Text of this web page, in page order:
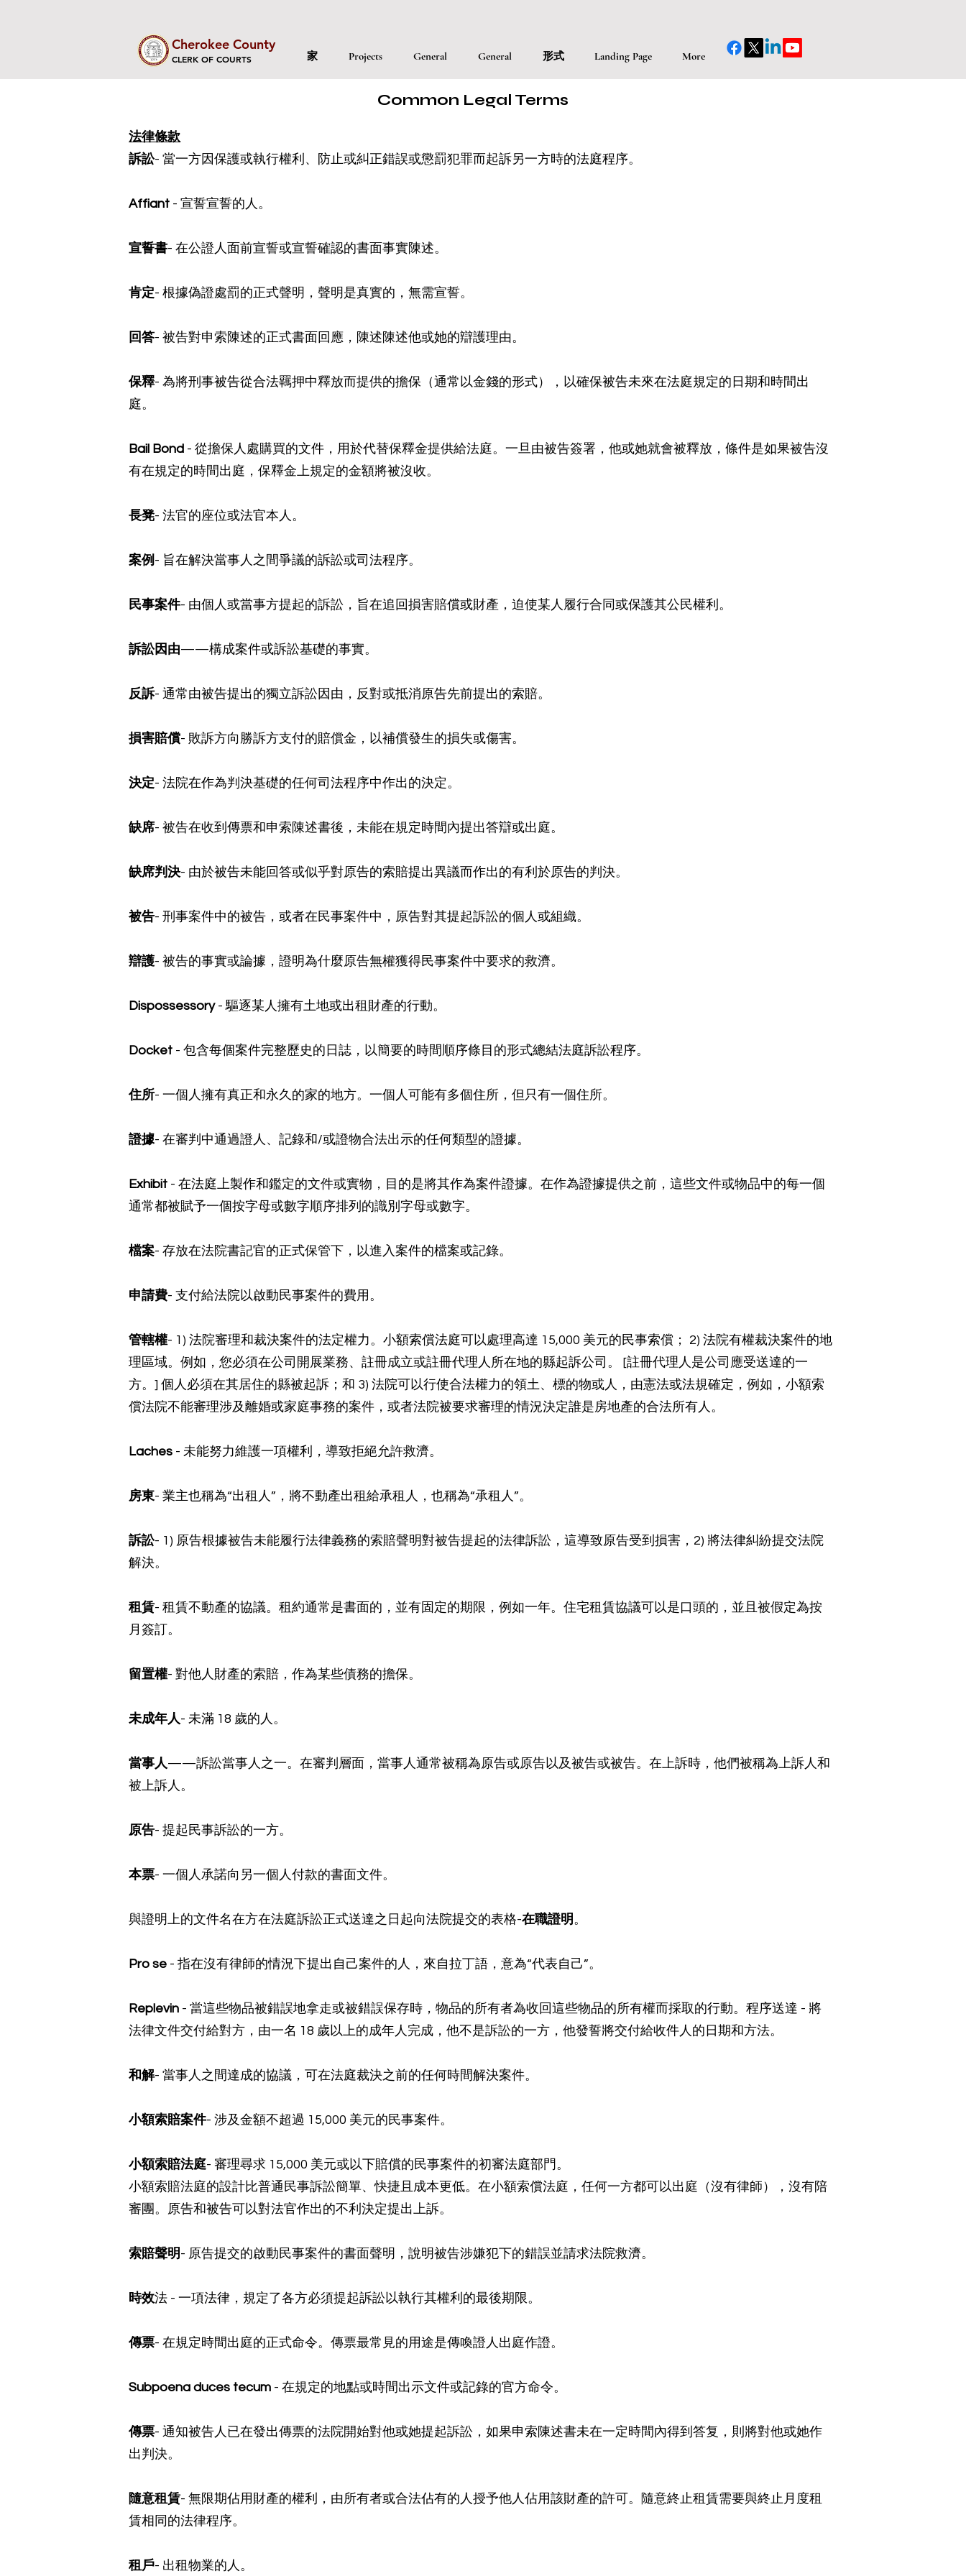
Cherokee County
CLERK OF COURTS 家 Projects General General 形式 Landing Page More
Common Legal Terms
法律條款
訴訟- 當一方因保護或執行權利、防止或糾正錯誤或懲罰犯罪而起訴另一方時的法庭程序。
Affiant - 宣誓宣誓的人。
宣誓書- 在公證人面前宣誓或宣誓確認的書面事實陳述。
肯定- 根據偽證處罰的正式聲明，聲明是真實的，無需宣誓。
回答- 被告對申索陳述的正式書面回應，陳述陳述他或她的辯護理由。
保釋- 為將刑事被告從合法羈押中釋放而提供的擔保（通常以金錢的形式），以確保被告未來在法庭規定的日期和時間出
庭。
Bail Bond - 從擔保人處購買的文件，用於代替保釋金提供給法庭。一旦由被告簽署，他或她就會被釋放，條件是如果被告沒
有在規定的時間出庭，保釋金上規定的金額將被沒收。
長凳- 法官的座位或法官本人。
案例 - 旨在解決當事人之間爭議的訴訟或司法程序。
民事案件- 由個人或當事方提起的訴訟，旨在追回損害賠償或財產，迫使某人履行合同或保護其公民權利。
訴訟因由——構成案件或訴訟基礎的事實。
反訴- 通常由被告提出的獨立訴訟因由，反對或抵消原告先前提出的索賠。
損害賠償- 敗訴方向勝訴方支付的賠償金，以補償發生的損失或傷害。
決定- 法院在作為判決基礎的任何司法程序中作出的決定。
缺席- 被告在收到傳票和申索陳述書後，未能在規定時間內提出答辯或出庭。
缺席判決- 由於被告未能回答或似乎對原告的索賠提出異議而作出的有利於原告的判決。
被告- 刑事案件中的被告，或者在民事案件中，原告對其提起訴訟的個人或組織。
辯護- 被告的事實或論據，證明為什麼原告無權獲得民事案件中要求的救濟。
Dispossessory- 驅逐某人擁有土地或出租財產的行動。
Docket - 包含每個案件完整歷史的日誌，以簡要的時間順序條目的形式總結法庭訴訟程序。
住所- 一個人擁有真正和永久的家的地方。一個人可能有多個住所，但只有一個住所。
證據- 在審判中通過證人、記錄和/或證物合法出示的任何類型的證據。
Exhibit - 在法庭上製作和鑑定的文件或實物，目的是將其作為案件證據。在作為證據提供之前，這些文件或物品中的每一個
通常都被賦予一個按字母或數字順序排列的識別字母或數字。
檔案- 存放在法院書記官的正式保管下，以進入案件的檔案或記錄。
申請費- 支付給法院以啟動民事案件的費用。
管轄權- 1) 法院審理和裁決案件的法定權力。小額索償法庭可以處理高達 15,000 美元的民事索償； 2) 法院有權裁決案件的地
理區域。例如，您必須在公司開展業務、註冊成立或註冊代理人所在地的縣起訴公司。 [註冊代理人是公司應受送達的一
方。] 個人必須在其居住的縣被起訴；和 3) 法院可以行使合法權力的領土、標的物或人，由憲法或法規確定，例如，小額索
償法院不能審理涉及離婚或家庭事務的案件，或者法院被要求審理的情況決定誰是房地產的合法所有人。
Laches - 未能努力維護一項權利，導致拒絕允許救濟。
房東- 業主也稱為“出租人”，將不動產出租給承租人，也稱為“承租人”。
訴訟- 1) 原告根據被告未能履行法律義務的索賠聲明對被告提起的法律訴訟，這導致原告受到損害，2) 將法律糾紛提交法院
解決。
租賃- 租賃不動產的協議。租約通常是書面的，並有固定的期限，例如一年。住宅租賃協議可以是口頭的，並且被假定為按
月簽訂。
留置權- 對他人財產的索賠，作為某些債務的擔保。
未成年人- 未滿 18 歲的人。
當事人——訴訟當事人之一。在審判層面，當事人通常被稱為原告或原告以及被告或被告。在上訴時，他們被稱為上訴人和
被上訴人。
原告- 提起民事訴訟的一方。
本票- 一個人承諾向另一個人付款的書面文件。
與證明上的文件名在方在法庭訴訟正式送達之日起向法院提交的表格-在職證明 。
Pro se - 指在沒有律師的情況下提出自己案件的人，來自拉丁語，意為“代表自己”。
Replevin - 當這些物品被錯誤地拿走或被錯誤保存時，物品的所有者為收回這些物品的所有權而採取的行動。程序送達 - 將
法律文件交付給對方，由一名 18 歲以上的成年人完成，他不是訴訟的一方，他發誓將交付給收件人的日期和方法。
和解- 當事人之間達成的協議，可在法庭裁決之前的任何時間解決案件。
小額索賠案件- 涉及金額不超過 15,000 美元的民事案件。
小額索賠法庭- 審理尋求 15,000 美元或以下賠償的民事案件的初審法庭部門。
小額索賠法庭的設計比普通民事訴訟簡單、快捷且成本更低。在小額索償法庭，任何一方都可以出庭（沒有律師），沒有陪
審團。原告和被告可以對法官作出的不利決定提出上訴。
索賠聲明 - 原告提交的啟動民事案件的書面聲明，說明被告涉嫌犯下的錯誤並請求法院救濟。
時效法 - 一項法律，規定了各方必須提起訴訟以執行其權利的最後期限。
傳票- 在規定時間出庭的正式命令。傳票最常見的用途是傳喚證人出庭作證。
Subpoena duces tecum - 在規定的地點或時間出示文件或記錄的官方命令。
傳票- 通知被告人已在發出傳票的法院開始對他或她提起訴訟，如果申索陳述書未在一定時間內得到答复，則將對他或她作
出判決。
隨意租賃- 無限期佔用財產的權利，由所有者或合法佔有的人授予他人佔用該財產的許可。隨意終止租賃需要與終止月度租
賃相同的法律程序。
租戶- 出租物業的人。